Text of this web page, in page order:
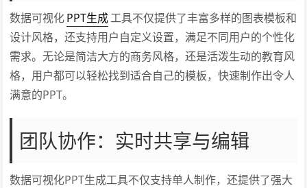
数据可视化PPT生成工具不仅提供了丰富多样的图表模板和
设计风格，还支持用户自定义设置，满足不同用户的个性化
需求。无论是简洁大方的商务风格，还是活泼生动的教育风
格，用户都可以轻松找到适合自己的模板，快速制作出令人
满意的PPT。
团队协作：实时共享与编辑
数据可视化PPT生成工具不仅支持单人制作，还提供了强大